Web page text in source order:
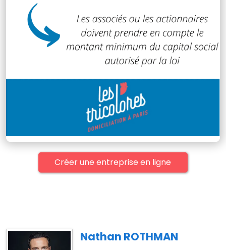
Créer une entreprise en ligne
Nathan ROTHMAN